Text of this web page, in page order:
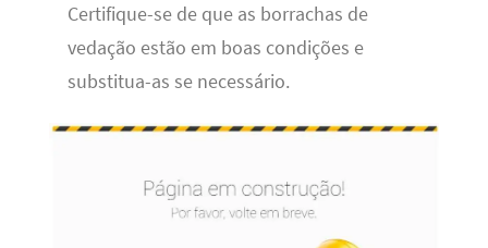
Certifique-se de que as borrachas de
vedação estão em boas condições e
substitua-as se necessário.